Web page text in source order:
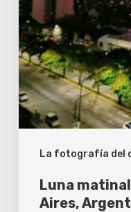
La fotografía del
Luna
Aires,